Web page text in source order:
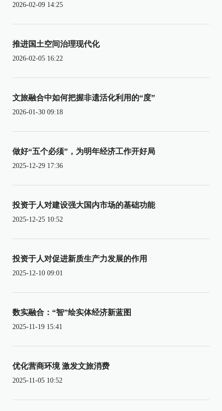
2026-02-09 14:25
推进国土空间治理现代化
2026-02-05 16:22
文旅融合中如何把握非遗活化利用的“度”
2026-01-30 09:18
做好“五个必须”，为明年经济工作开好局
2025-12-29 17:36
投资于人对建设强大国内市场的基础功能
2025-12-25 10:52
投资于人对促进新质生产力发展的作用
2025-12-10 09:01
数实融合：“智”绘实体经济新蓝图
2025-11-19 15:41
优化营商环境 激发文旅消费
2025-11-05 10:52